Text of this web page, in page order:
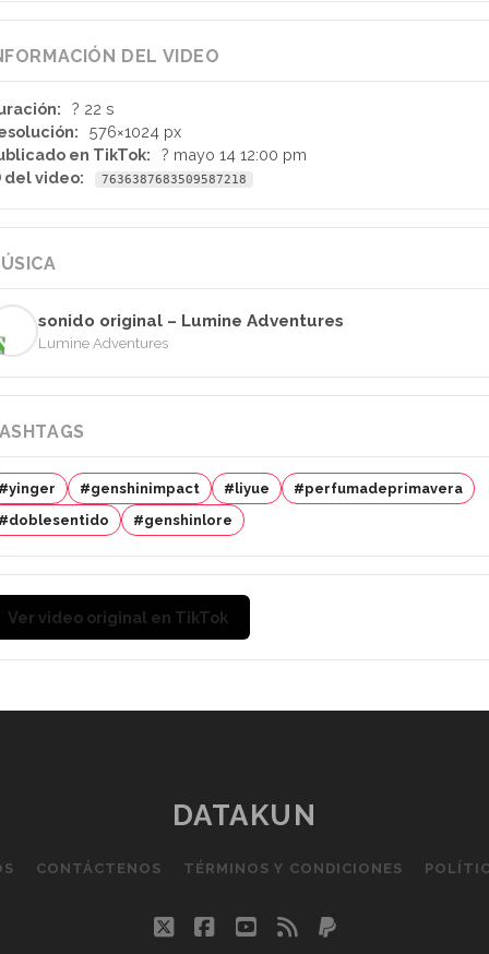
DEL VIDEO
? 22 s
576×1024 px
en TikTok:
? mayo 14 12:00 pm
del video:
7636387683509587218
sonido original – Lumine Adventures
Lumine Adventures
#yinger #genshinimpact #liyue
#perfumadeprimavera
#doblesentido
#genshinlore
Ver video original en TikTok
DATAKUN
CONTÁCTENOS TÉRMINOS Y CONDICIONES
twitterfacebook
youtube
rss paypal